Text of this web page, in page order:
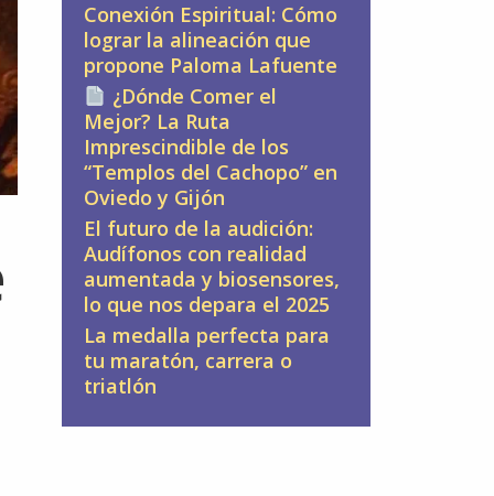
Conexión Espiritual: Cómo
lograr la alineación que
propone Paloma Lafuente
¿Dónde Comer el
Mejor? La Ruta
Imprescindible de los
“Templos del Cachopo” en
Oviedo y Gijón
El futuro de la audición:
Audífonos con realidad
aumentada y biosensores,
lo que nos depara el 2025
La medalla perfecta para
tu maratón, carrera o
triatlón